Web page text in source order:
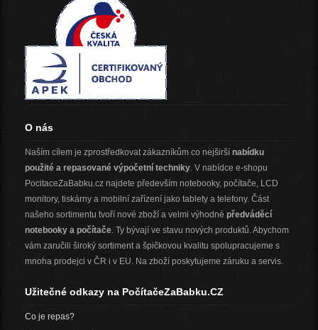
O nás
Naším cílem je zprostředkovat zákazníkům co nejširší nabídku
použité a repasované výpočetní techniky. V nabídce e-shopu
PocitaceZaBabku.cz najdete především notebooky, počítače, LCD
monitory, tiskárny a mobilní zařízení jako tablety a telefony. Část
našeho sortimentu tvoří nové zboží a velmi výhodné předváděcí
notebooky a počítače. Ty bývají ve stavu nových produktů. Abychom
vám zaručili široký sortiment a špičkovou kvalitu spolupracujeme s
mnoha prodejci v ČR i v EU. Na zboží poskytujeme záruku a servis.
Užitečné odkazy na PočítačeZaBabku.CZ
Co je repas?